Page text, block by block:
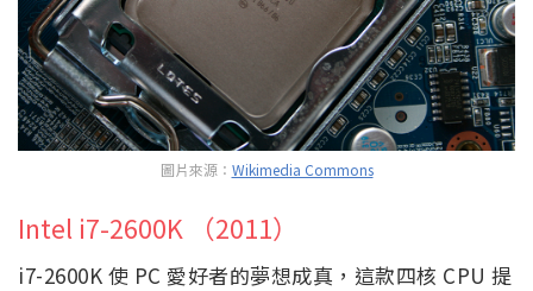
圖片來源： Wikimedia Commons
Intel i7-2600K （2011）
i7-2600K 使 PC 愛好者的夢想成真，這款四核 CPU 提